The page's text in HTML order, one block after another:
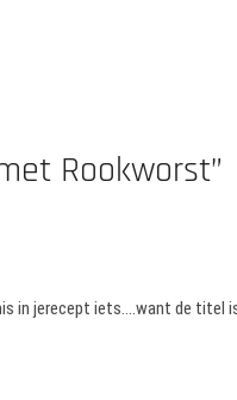
Rookworst”
in jerecept iets….want de